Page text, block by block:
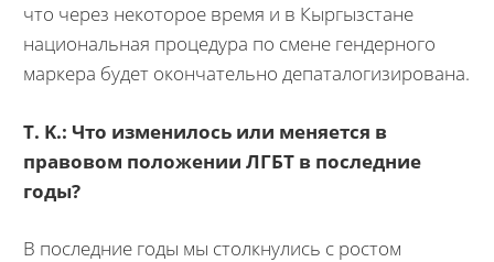
что через некоторое время и в Кыргызстане
национальная процедура по смене гендерного
маркера будет окончательно депаталогизирована.
T. K.: Что изменилось или меняется в
правовом положении ЛГБТ в последние
годы?
В последние годы мы столкнулись c ростом